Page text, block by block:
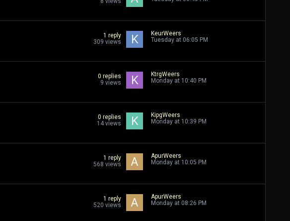
1 reply
309 views
KeurWeers
Tuesday at 06:05 PM
0 replies
9 views
KtrgWeers
Monday at 10:40 PM
0 replies
14 views
KipgWeers
Monday at 10:39 PM
1 reply
568 views
ApurWeers
Monday at 10:05 PM
1 reply
520 views
ApurWeers
Monday at 08:26 PM